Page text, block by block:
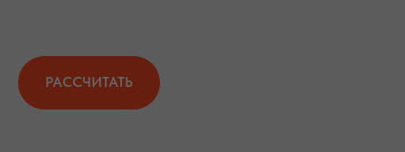
РАССЧИТАТЬ